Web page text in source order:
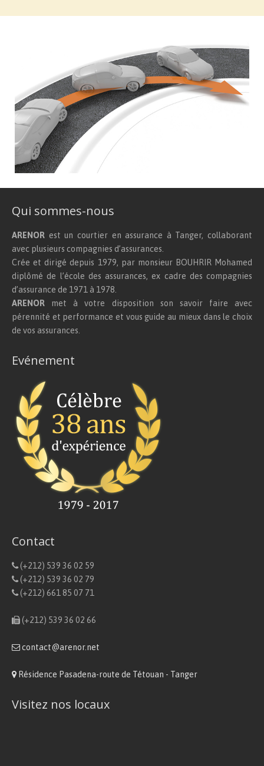
Qui sommes-nous
ARENOR est un courtier en assurance à Tanger, collaborant
avec plusieurs compagnies d’assurances.
Crée et dirigé depuis 1979, par monsieur BOUHRIR Mohamed
diplômé de l’école des assurances, ex cadre des compagnies
d’assurance de 1971 à 1978.
ARENOR met à votre disposition son savoir faire avec
pérennité et performance et vous guide au mieux dans le choix
de vos assurances.
Evénement
Contact
(+212) 539 36 02 59
(+212) 539 36 02 79
(+212) 661 85 07 71
(+212) 539 36 02 66
contact@arenor.net
Résidence Pasadena-route de Tétouan - Tanger
Visitez nos locaux